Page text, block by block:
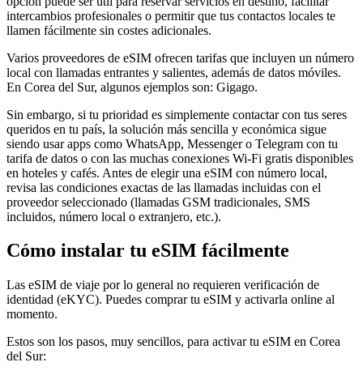
intercambios profesionales o permitir que tus contactos locales te
llamen fácilmente sin costes adicionales.
Varios proveedores de eSIM ofrecen tarifas que incluyen un número
local con llamadas entrantes y salientes, además de datos móviles.
En Corea del Sur, algunos ejemplos son: Gigago.
Sin embargo, si tu prioridad es simplemente contactar con tus seres
queridos en tu país, la solución más sencilla y económica sigue
siendo usar apps como WhatsApp, Messenger o Telegram con tu
tarifa de datos o con las muchas conexiones Wi‑Fi gratis disponibles
en hoteles y cafés. Antes de elegir una eSIM con número local,
revisa las condiciones exactas de las llamadas incluidas con el
proveedor seleccionado (llamadas GSM tradicionales, SMS
incluidos, número local o extranjero, etc.).
Cómo instalar tu eSIM fácilmente
Las eSIM de viaje por lo general no requieren verificación de
identidad (eKYC). Puedes comprar tu eSIM y activarla online al
momento.
Estos son los pasos, muy sencillos, para activar tu eSIM en Corea
del Sur: